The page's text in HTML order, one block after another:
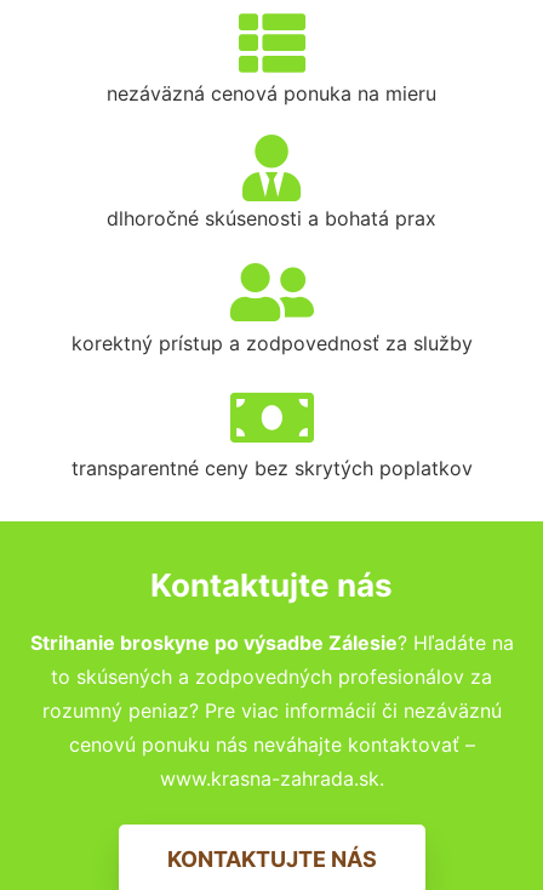
nezáväzná cenová ponuka na mieru
dlhoročné skúsenosti a bohatá prax
korektný prístup a zodpovednosť za služby
transparentné ceny bez skrytých poplatkov
Kontaktujte nás
Strihanie broskyne po výsadbe Zálesie? Hľadáte na
to skúsených a zodpovedných profesionálov za
rozumný peniaz? Pre viac informácií či nezáväznú
cenovú ponuku nás neváhajte kontaktovať –
www.krasna-zahrada.sk.
KONTAKTUJTE NÁS